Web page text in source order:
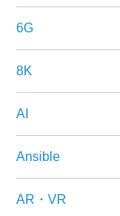
6G
8K
AI
Ansible
AR・VR